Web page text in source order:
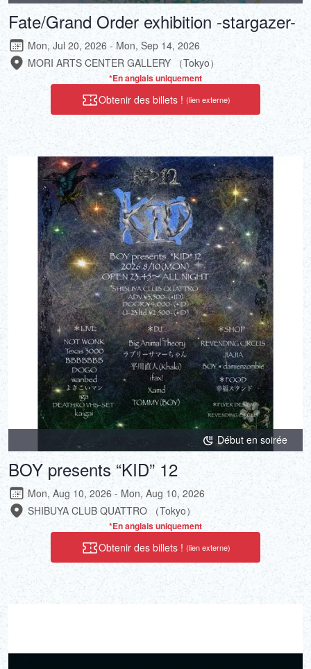
Fate/Grand Order exhibition -stargazer-
Mon, Jul 20, 2026 - Mon, Sep 14, 2026
MORI ARTS CENTER GALLERY （Tokyo）
*En anglais uniquement
Obtenir des billets ! (lien externe)
Début en soirée
BOY presents “KID” 12
Mon, Aug 10, 2026 - Mon, Aug 10, 2026
SHIBUYA CLUB QUATTRO （Tokyo）
*En anglais uniquement
Obtenir des billets ! (lien externe)